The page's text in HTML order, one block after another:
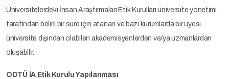
Üniversitelerdeki İnsan Araştırmaları Etik Kurulları üniversite yönetimi
tarafından belirli bir süre için atanan ve bazı kurumlarda bir üyesi
üniversite dışından olabilen akademisyenlerden ve/ya uzmanlardan
oluşabilir.
ODTÜ İA Etik Kurulu Yapılanması